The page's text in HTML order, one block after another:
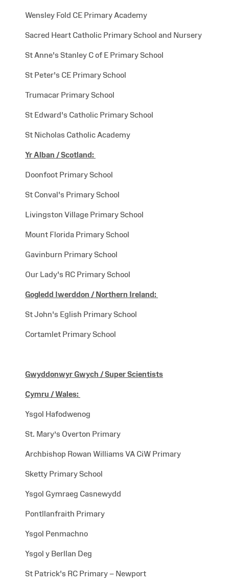
Wensley Fold CE Primary Academy
Sacred Heart Catholic Primary School and Nursery
St Anne's Stanley C of E Primary School
St Peter's CE Primary School
Trumacar Primary School
St Edward's Catholic Primary School
St Nicholas Catholic Academy
Yr Alban /Scotland:
Doonfoot Primary School
St Conval's Primary School
Livingston Village Primary School
Mount Florida Primary School
Gavinburn Primary School
Our Lady's RC Primary School
Gogledd Iwerddon /Northern Ireland:
St John's Eglish Primary School
Cortamlet Primary School
Gwyddonwyr Gwych / Super Scientists
Cymru / Wales:
Ysgol Hafodwenog
St. Mary’s Overton Primary
Archbishop Rowan Williams VA CiW Primary
Sketty Primary School
Ysgol Gymraeg Casnewydd
Pontllanfraith Primary
Ysgol Penmachno
Ysgol y Berllan Deg
St Patrick's RC Primary – Newport